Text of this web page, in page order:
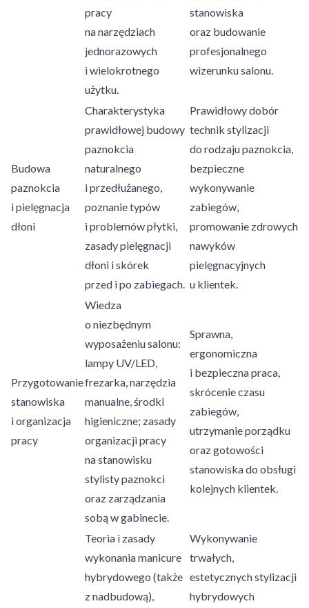
pracy
na narzędziach
jednorazowych
i wielokrotnego
użytku.
stanowiska
oraz budowanie
profesjonalnego
wizerunku salonu.
Budowa
paznokcia
i pielęgnacja
dłoni
Charakterystyka
prawidłowej budowy
paznokcia
naturalnego
i przedłużanego,
poznanie typów
i problemów płytki,
zasady pielęgnacji
dłoni i skórek
przed i po zabiegach.
Prawidłowy dobór
technik stylizacji
do rodzaju paznokcia,
bezpieczne
wykonywanie
zabiegów,
promowanie zdrowych
nawyków
pielęgnacyjnych
u klientek.
Przygotowanie
stanowiska
i organizacja
pracy
Wiedza
o niezbędnym
wyposażeniu salonu:
lampy UV/LED,
frezarka, narzędzia
manualne, środki
higieniczne; zasady
organizacji pracy
na stanowisku
stylisty paznokci
oraz zarządzania
sobą w gabinecie.
Sprawna,
ergonomiczna
i bezpieczna praca,
skrócenie czasu
zabiegów,
utrzymanie porządku
oraz gotowości
stanowiska do obsługi
kolejnych klientek.
Teoria i zasady
wykonania manicure
hybrydowego (także
z nadbudową),
Wykonywanie
trwałych,
estetycznych stylizacji
hybrydowych